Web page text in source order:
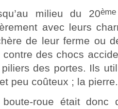
milieu du 20ème
avec leurs
de leur ferme ou
contre des chocs
des portes. Ils
peu coûteux ; la pierre.
roue était donc